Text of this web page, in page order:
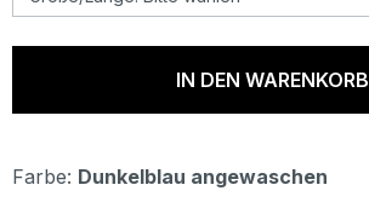
IN DEN WARENKORB
Farbe: Dunkelblau angewaschen